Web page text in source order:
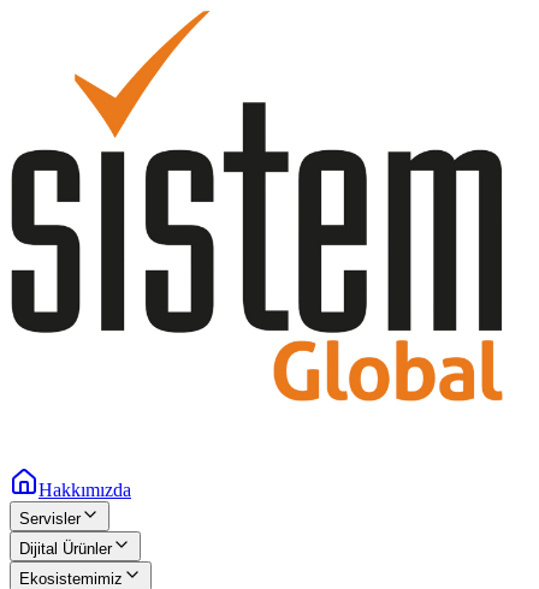
Hakkımızda
Servisler
Dijital Ürünler
Ekosistemimiz